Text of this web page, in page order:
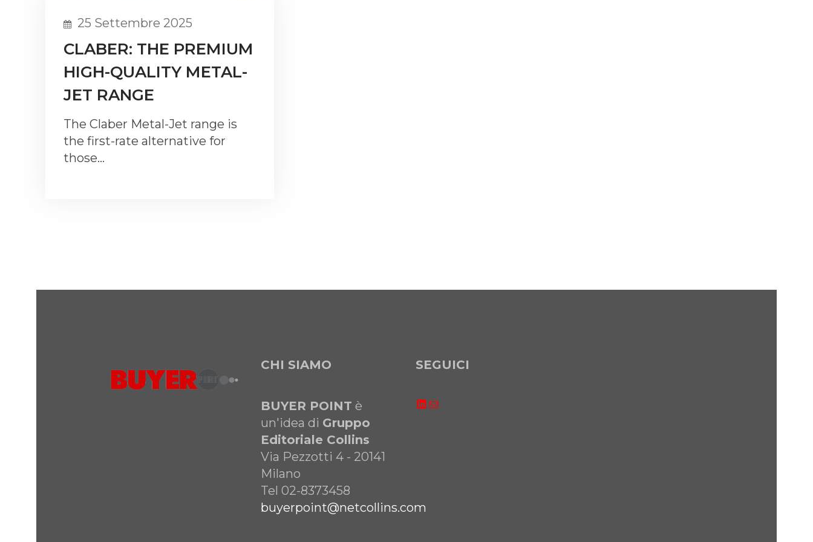
25 Settembre 2025
CLABER: THE PREMIUM
HIGH-QUALITY METAL-
JET RANGE
The Claber Metal-Jet range is
the first-rate alternative for
those…
CHI SIAMO
BUYER POINT è
un'idea di Gruppo
Editoriale Collins
Via Pezzotti 4 - 20141
Milano
Tel 02-8373458
buyerpoint@netcollins.com
SEGUICI